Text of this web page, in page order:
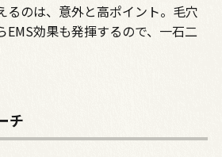
るのは、意外と高ポイント。毛穴
EMS効果も発揮するので、一石二
チ